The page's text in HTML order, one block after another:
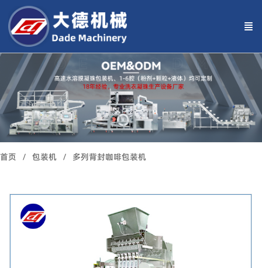
首页 包装机 多列背封咖啡包装机